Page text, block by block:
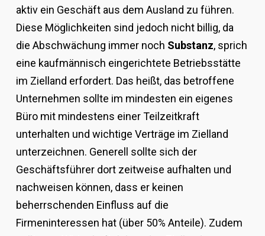
aktiv ein Geschäft aus dem Ausland zu führen.
Diese Möglichkeiten sind jedoch nicht billig, da
die Abschwächung immer noch Substanz, sprich
eine kaufmännisch eingerichtete Betriebsstätte
im Zielland erfordert. Das heißt, das betroffene
Unternehmen sollte im mindesten ein eigenes
Büro mit mindestens einer Teilzeitkraft
unterhalten und wichtige Verträge im Zielland
unterzeichnen. Generell sollte sich der
Geschäftsführer dort zeitweise aufhalten und
nachweisen können, dass er keinen
beherrschenden Einfluss auf die
Firmeninteressen hat (über 50% Anteile). Zudem